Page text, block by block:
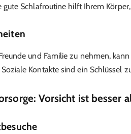
gute Schlafroutine hilft Ihrem
und Familie zu nehmen,
Kontakte sind ein Schlüssel
Vorsicht ist besser